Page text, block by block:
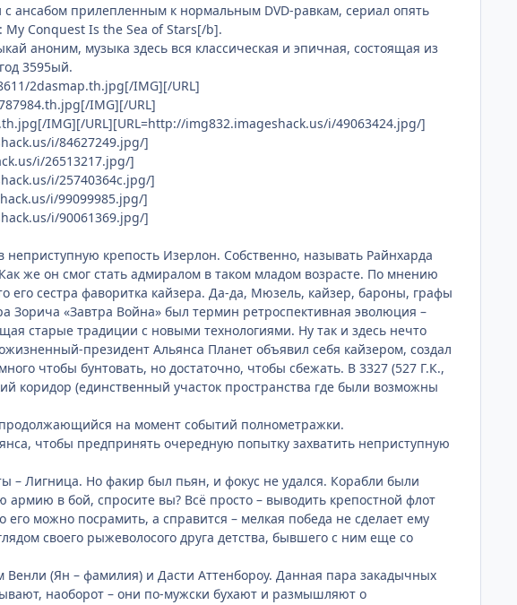
ансабом прилепленным к нормальным DVD-равкам, сериал опять
Conquest Is the Sea of Stars[/b].
аноним, музыка здесь вся классическая и эпичная, состоящая из
3595ый.
2dasmap.th.jpg[/IMG][/URL]
IMG][/URL]
IMG][/URL][URL=http://img832.imageshack.us/i/49063424.jpg/]
i/84627249.jpg/]
i/26513217.jpg/]
i/25740364c.jpg/]
i/99099985.jpg/]
i/90061369.jpg/]
крепость Изерлон. Собственно, называть Райнхарда
же он смог стать адмиралом в таком младом возрасте. По мнению
его сестра фаворитка кайзера. Да-да, Мюзель, кайзер, бароны, графы
«Завтра Война» был термин ретроспективная эволюция –
старые традиции с новыми технологиями. Ну так и здесь нечто
президент Альянса Планет объявил себя кайзером, создал
чтобы бунтовать, но достаточно, чтобы сбежать. В 3327 (527 Г.К.,
коридор (единственный участок пространства где были возможны
на момент событий полнометражки.
чтобы предпринять очередную попытку захватить неприступную
– Лигница. Но факир был пьян, и фокус не удался. Корабли были
в бой, спросите вы? Всё просто – выводить крепостной флот
можно посрамить, а справится – мелкая победа не сделает ему
своего рыжеволосого друга детства, бывшего с ним еще со
(Ян – фамилия) и Дасти Аттенбороу. Данная пара закадычных
наоборот – они по-мужски бухают и размышляют о